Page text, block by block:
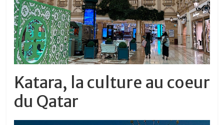
Katara, la culture au coeur
du Qatar